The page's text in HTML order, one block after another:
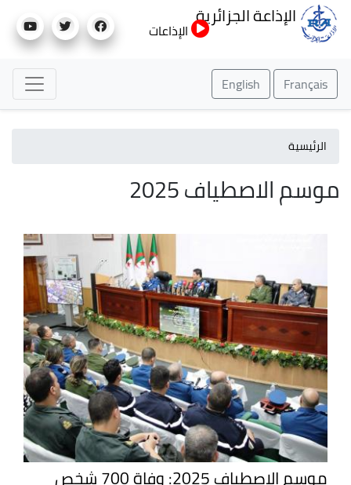
إلى
الإذاعة الجزائرية
الإذاعات
Français
English
الرئيسية
موسم الاصطياف 2025
موسم الاصطياف 2025: وفاة 700 شخص